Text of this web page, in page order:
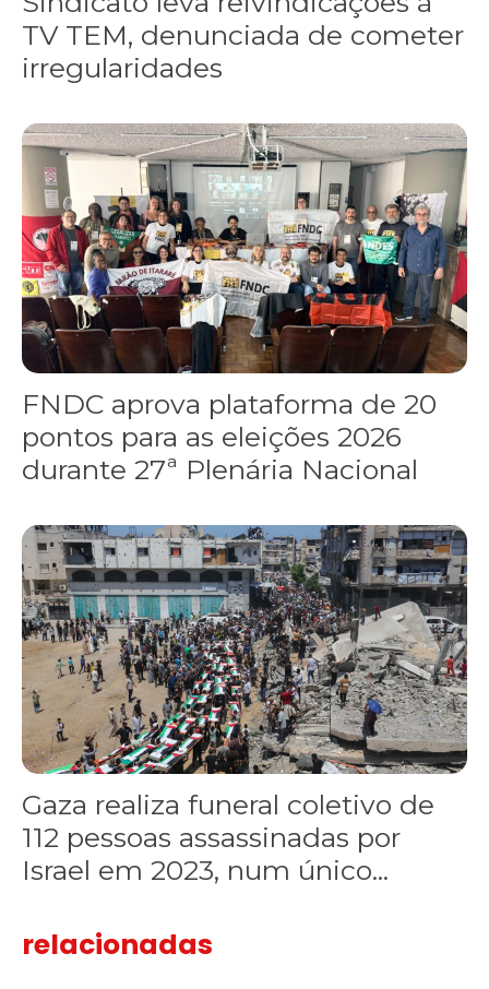
TV TEM, denunciada de cometer
irregularidades
FNDC aprova plataforma de 20 pontos para as eleições 2026
FNDC aprova plataforma de 20
pontos para as eleições 2026
durante 27ª Plenária Nacional
Gaza realiza funeral coletivo de 112 pessoas assassinadas por
Gaza realiza funeral coletivo de
112 pessoas assassinadas por
Israel em 2023, num único...
relacionadas